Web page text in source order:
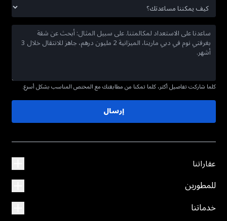
كلما شاركت تفاصيل أكثر، كلما تمكنا من مطابقتك مع المختص المناسب بشكل أسرع.
إرسال
عقاراتنا
للمطورين
خدماتنا